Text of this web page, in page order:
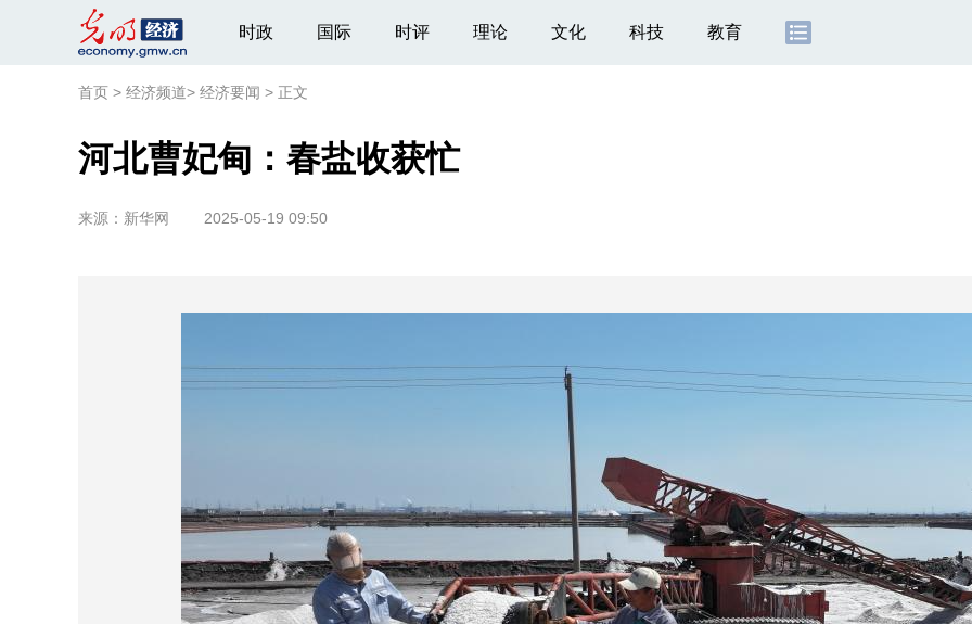
时政 国际 时评 理论 文化 科技 教育
首页 > 经济频道> 经济要闻 > 正文
河北曹妃甸：春盐收获忙
来源： 新华网 2025-05-19 09:50